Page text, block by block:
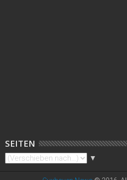
SEITEN
▼